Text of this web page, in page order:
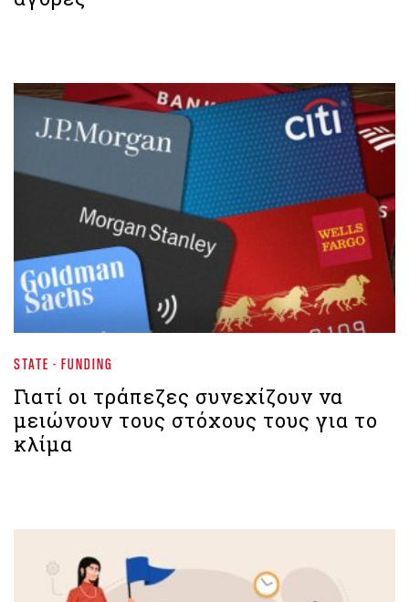
STATE - FUNDING
Γιατί οι τράπεζες συνεχίζουν να
μειώνουν τους στόχους τους για το
κλίμα